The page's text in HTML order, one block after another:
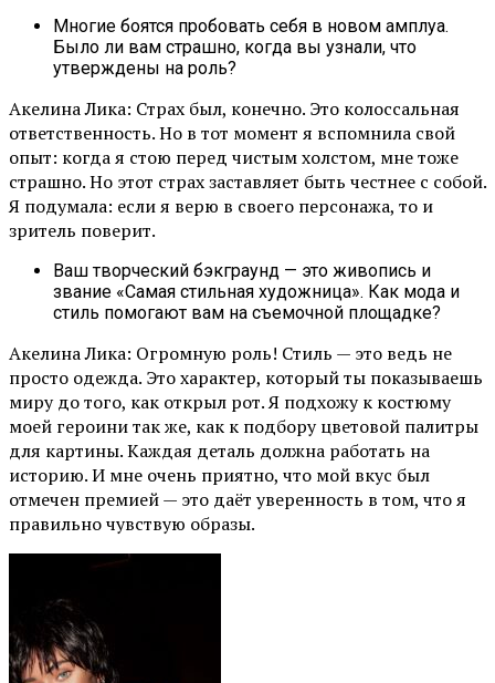
Многие боятся пробовать себя в новом амплуа.
Было ли вам страшно, когда вы узнали, что
утверждены на роль?
Акелина Лика: Страх был, конечно. Это колоссальная
ответственность. Но в тот момент я вспомнила свой
опыт: когда я стою перед чистым холстом, мне тоже
страшно. Но этот страх заставляет быть честнее с собой.
Я подумала: если я верю в своего персонажа, то и
зритель поверит.
Ваш творческий бэкграунд — это живопись и
звание «Самая стильная художница». Как мода и
стиль помогают вам на съемочной площадке?
Акелина Лика: Огромную роль! Стиль — это ведь не
просто одежда. Это характер, который ты показываешь
миру до того, как открыл рот. Я подхожу к костюму
моей героини так же, как к подбору цветовой палитры
для картины. Каждая деталь должна работать на
историю. И мне очень приятно, что мой вкус был
отмечен премией — это даёт уверенность в том, что я
правильно чувствую образы.